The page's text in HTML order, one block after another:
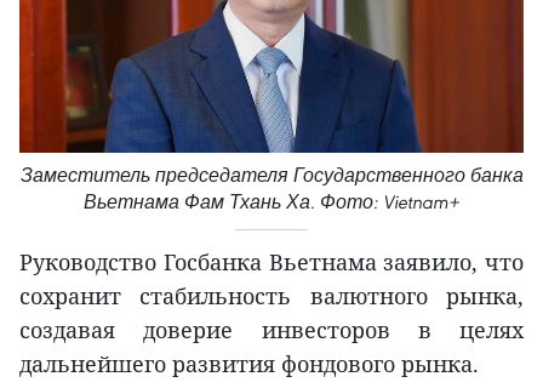
Заместитель председателя Государственного банка
Вьетнама Фам Тхань Ха. Фото: Vietnam+
Руководство Госбанка Вьетнама заявило, что
сохранит стабильность валютного рынка,
создавая доверие инвесторов в целях
дальнейшего развития фондового рынка.